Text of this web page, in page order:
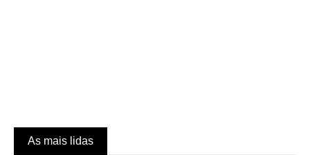
As mais lidas